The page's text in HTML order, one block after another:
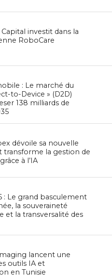
Capital investit dans la
RoboCare
: Le marché du
to-Device » (D2D)
138 milliards de
dévoile sa nouvelle
la gestion de
à l’IA
: Le grand basculement
la souveraineté
et la transversalité des
lancent une
outils IA et
en Tunisie